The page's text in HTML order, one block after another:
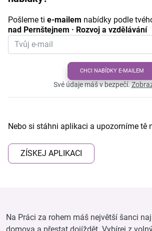
Pošleme ti e-mailem nabídky podle
nad Pernštejnem · Rozvoj a vzdělávání
CHCI NABÍDKY E-MAILEM
Své údaje máš v bezpečí.
Nebo si stáhni aplikaci a upozorníme tě
ZÍSKEJ APLIKACI
Na Práci za rohem máš největší šanci
domova a přestat dojíždět. Vybírej z